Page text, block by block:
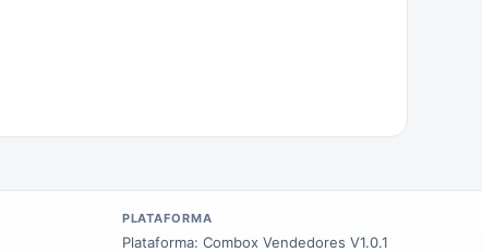
PLATAFORMA
Plataforma: Combox Vendedores V1.0.1